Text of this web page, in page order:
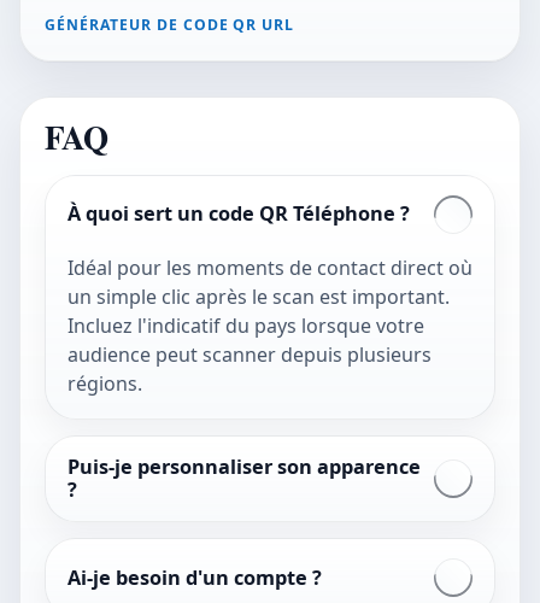
GÉNÉRATEUR DE CODE QR URL
FAQ
À quoi sert un code QR Téléphone ?
Idéal pour les moments de contact direct où
un simple clic après le scan est important.
Incluez l'indicatif du pays lorsque votre
audience peut scanner depuis plusieurs
régions.
Puis-je personnaliser son apparence
?
Ai-je besoin d'un compte ?